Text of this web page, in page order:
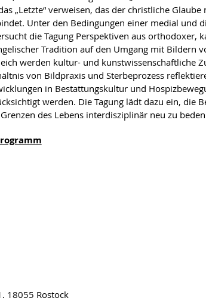
„Letzte“ verweisen, das der christliche
Unter den Bedingungen einer medial und
die Tagung Perspektiven aus orthodoxer,
Tradition auf den Umgang mit Bildern
werden kultur- und kunstwissenschaftliche
von Bildpraxis und Sterbeprozess
in Bestattungskultur und
werden. Die Tagung lädt dazu ein, die
des Lebens interdisziplinär neu zu
18055 Rostock